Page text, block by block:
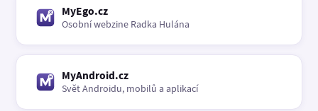
MyEgo.cz
Osobní webzine Radka Hulána
MyAndroid.cz
Svět Androidu, mobilů a aplikací